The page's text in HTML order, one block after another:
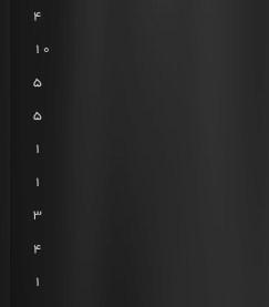
4
10
5
5
1
1
3
4
1